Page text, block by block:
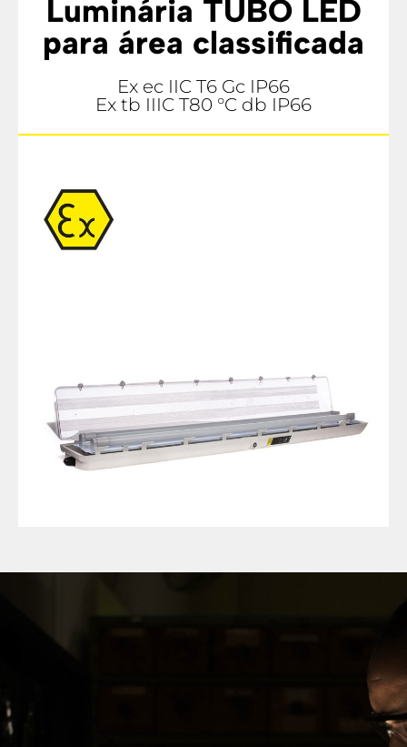
Luminária TUBO LED
para área classificada
Ex ec IIC T6 Gc IP66
Ex tb IIIC T80 °C db IP66